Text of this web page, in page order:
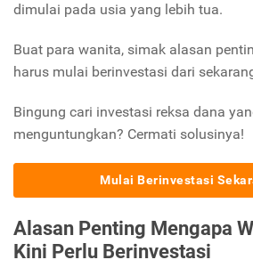
dimulai pada usia yang lebih tua.
Buat para wanita, simak alasan
harus mulai berinvestasi dari
Bingung cari investasi reksa dana
menguntungkan? Cermati solusinya!
Mulai Berinvestasi
Alasan Penting Mengapa
Kini Perlu Berinvestasi